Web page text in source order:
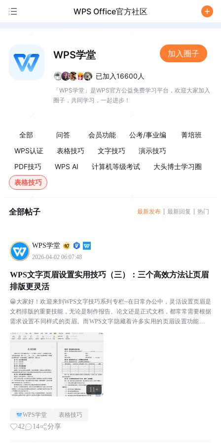
WPS Office官方社区
WPS学堂
已加入16600人
「WPS学堂」是WPS官方公益免费学习平台，欢迎大家加入
圈子，共同学习，一起进步！
加入圈子
全部 问答 会员功能 公考/事业编
菁培班
WPS认证
表格技巧 文字技巧
演示技巧
PDF技巧
WPS AI 计算机等级考试
大头博士学习圈
表格技巧
全部帖子 最新发布 最新回复 热门
WPS学堂
2026-04-02 06:07:48
11+
WPS文字页眉设置实用技巧（三）：三个高效方法让页眉
排版更灵活
😀大家好！欢迎来到WPS文字技巧系列专栏~在日常办公中，灵活设置页眉是
文档排版的重要技能，无论是制作报告、论文还是正式文档，都常常需要根据
需求设置不同样式的页眉。而WPS文字隐藏着许多实用的页眉设置功能等待
我们挖掘。本系列文章将持续更新，为大家带来更多WP...
WPS学堂 表格技巧
42 14 分享